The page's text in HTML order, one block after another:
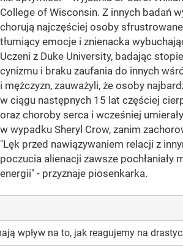
College of Wisconsin. Z innych badań
chorują najczęściej osoby
tłumiący emocje i znienacka
Uczeni z Duke University, badając
cynizmu i braku zaufania do innych
i mężczyzn, zauważyli, że osoby
w ciągu następnych 15 lat częściej
oraz choroby serca i wcześniej
w wypadku Sheryl Crow, zanim
"Lęk przed nawiązywaniem relacji z
poczucia alienacji zawsze pochłaniały
energii" - przyznaje piosenkarka.
wpływ na to, jak reagujemy na